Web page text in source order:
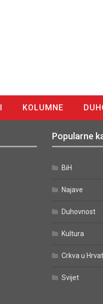
KOLUMNE
Popularne
BiH
Najave
Duhovnost
Kultura
Crkva u
Svijet